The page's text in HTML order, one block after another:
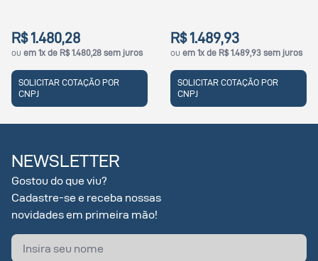
juros
R$ 1.489,93
ou em 1x de R$ 1.489,93 sem juros
SOLICITAR COTAÇÃO POR
R$ 4.997,36
ou em 1x de R$ 4.997,36
SOLICITAR COTAÇÃO POR
NEWSLETTER
Gostou do que viu?
Cadastre-se e receba nossas
novidades em primeira mão!